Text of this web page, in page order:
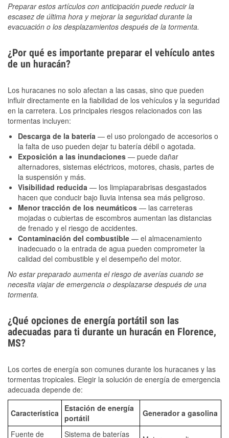
Preparar estos artículos con anticipación puede reducir la
escasez de última hora y mejorar la seguridad durante la
evacuación o los desplazamientos después de la tormenta.
¿Por qué es importante preparar el vehículo antes
de un huracán?
Los huracanes no solo afectan a las casas, sino que pueden
influir directamente en la fiabilidad de los vehículos y la seguridad
en la carretera. Los principales riesgos relacionados con las
tormentas incluyen:
Descarga de la batería — el uso prolongado de accesorios o
la falta de uso pueden dejar tu batería débil o agotada.
Exposición a las inundaciones — puede dañar
alternadores, sistemas eléctricos, motores, chasis, partes de
la suspensión y más.
Visibilidad reducida — los limpiaparabrisas desgastados
hacen que conducir bajo lluvia intensa sea más peligroso.
Menor tracción de los neumáticos — las carreteras
mojadas o cubiertas de escombros aumentan las distancias
de frenado y el riesgo de accidentes.
Contaminación del combustible — el almacenamiento
inadecuado o la entrada de agua pueden comprometer la
calidad del combustible y el desempeño del motor.
No estar preparado aumenta el riesgo de averías cuando se
necesita viajar de emergencia o desplazarse después de una
tormenta.
¿Qué opciones de energía portátil son las
adecuadas para ti durante un huracán en Florence,
MS?
Los cortes de energía son comunes durante los huracanes y las
tormentas tropicales. Elegir la solución de energía de emergencia
adecuada depende de:
Característica
Estación de energía
portátil
Generador a gasolina
Fuente de Sistema de baterías